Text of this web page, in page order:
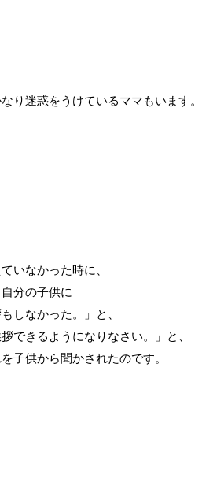
り迷惑をうけているママもいます。
いなかった時に、
分の子供に
しなかった。」と、
できるようになりなさい。」と、
子供から聞かされたのです。